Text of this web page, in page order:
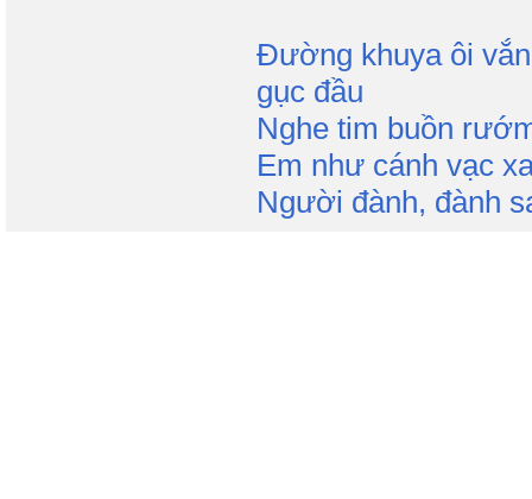
Đường khuya ôi
gục đầu
Nghe tim buồn
Em như cánh vạc
Người đành, đành